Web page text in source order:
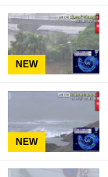
NEW
NEW